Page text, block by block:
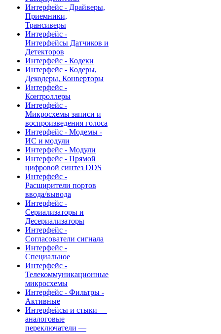
Интерфейс - Драйверы,
Приемники,
Трансиверы
Интерфейс -
Интерфейсы Датчиков и
Детекторов
Интерфейс - Кодеки
Интерфейс - Кодеры,
Декодеры, Конверторы
Интерфейс -
Контроллеры
Интерфейс -
Микросхемы записи и
воспроизведения голоса
Интерфейс - Модемы -
ИС и модули
Интерфейс - Модули
Интерфейс - Прямой
цифровой синтез DDS
Интерфейс -
Расширители портов
ввода/вывода
Интерфейс -
Сериализаторы и
Десериализаторы
Интерфейс -
Согласователи сигнала
Интерфейс -
Специальное
Интерфейс -
Телекоммуникационные
микросхемы
Интерфейс - Фильтры -
Активные
Интерфейсы и стыки —
аналоговые
переключатели —